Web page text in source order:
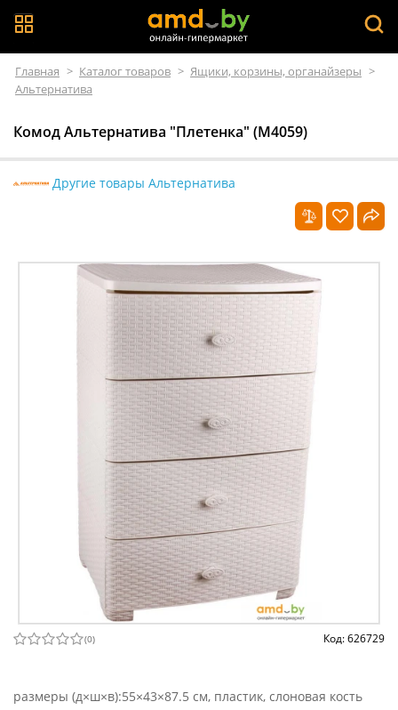
Главная > Каталог товаров > Ящики, корзины, органайзеры >
Альтернатива
Комод Альтернатива "Плетенка" (М4059)
Другие товары Альтернатива
(0) Код: 626729
размеры (д×ш×в):55×43×87.5 см, пластик, слоновая кость